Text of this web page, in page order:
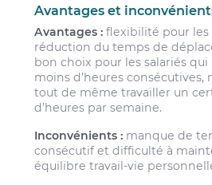
Avantages et
Avantages : flexibilité pour les
réduction du temps de
bon choix pour les salariés
moins d’heures consécutives,
tout de même travailler un
d’heures par semaine.
Inconvénients : manque de
consécutif et difficulté à
équilibre travail-vie